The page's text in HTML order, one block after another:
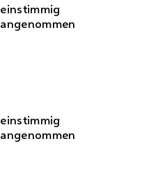
einstimmig
angenommen
einstimmig
angenommen